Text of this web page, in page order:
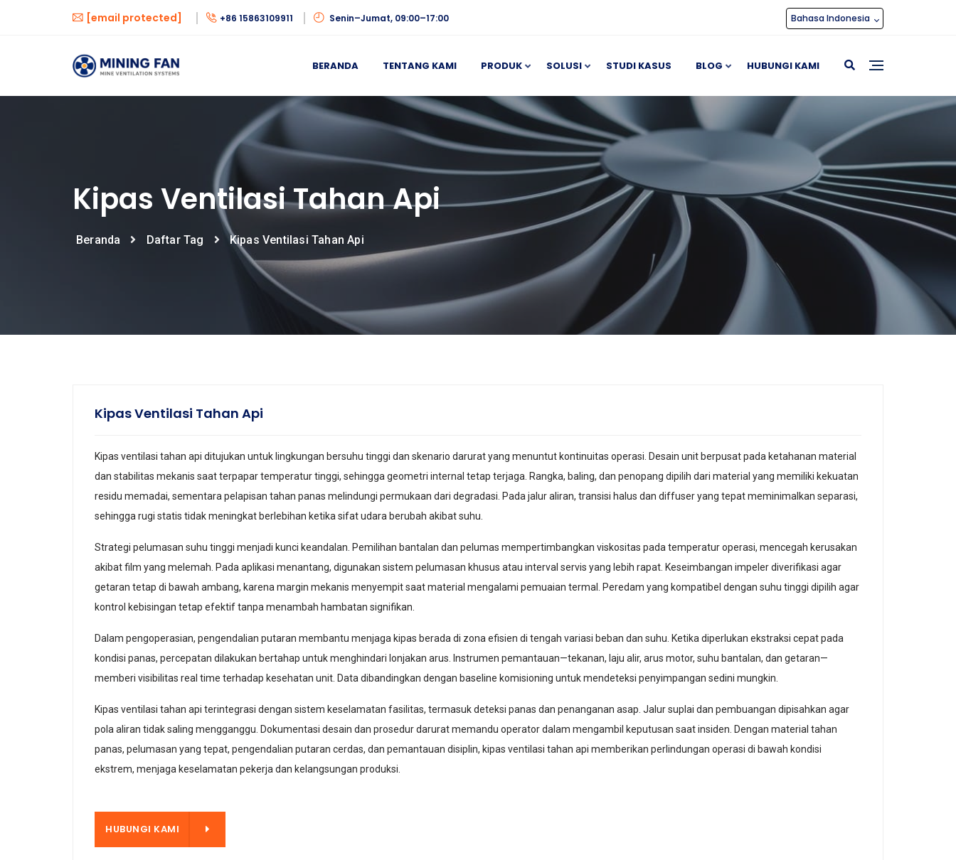
[email protected] +86 15863109911 Senin–Jumat, 09:00–17:00 Bahasa Indonesia
BERANDA TENTANG KAMI PRODUK SOLUSI STUDI KASUS BLOG HUBUNGI KAMI
Kipas Ventilasi Tahan Api
Beranda Daftar Tag Kipas Ventilasi Tahan Api
Kipas Ventilasi Tahan Api
Kipas ventilasi tahan api ditujukan untuk lingkungan bersuhu tinggi dan skenario darurat yang menuntut kontinuitas operasi. Desain unit berpusat pada ketahanan material
dan stabilitas mekanis saat terpapar temperatur tinggi, sehingga geometri internal tetap terjaga. Rangka, baling, dan penopang dipilih dari material yang memiliki kekuatan
residu memadai, sementara pelapisan tahan panas melindungi permukaan dari degradasi. Pada jalur aliran, transisi halus dan diffuser yang tepat meminimalkan separasi,
sehingga rugi statis tidak meningkat berlebihan ketika sifat udara berubah akibat suhu.
Strategi pelumasan suhu tinggi menjadi kunci keandalan. Pemilihan bantalan dan pelumas mempertimbangkan viskositas pada temperatur operasi, mencegah kerusakan
akibat film yang melemah. Pada aplikasi menantang, digunakan sistem pelumasan khusus atau interval servis yang lebih rapat. Keseimbangan impeler diverifikasi agar
getaran tetap di bawah ambang, karena margin mekanis menyempit saat material mengalami pemuaian termal. Peredam yang kompatibel dengan suhu tinggi dipilih agar
kontrol kebisingan tetap efektif tanpa menambah hambatan signifikan.
Dalam pengoperasian, pengendalian putaran membantu menjaga kipas berada di zona efisien di tengah variasi beban dan suhu. Ketika diperlukan ekstraksi cepat pada
kondisi panas, percepatan dilakukan bertahap untuk menghindari lonjakan arus. Instrumen pemantauan—tekanan, laju alir, arus motor, suhu bantalan, dan getaran—
memberi visibilitas real time terhadap kesehatan unit. Data dibandingkan dengan baseline komisioning untuk mendeteksi penyimpangan sedini mungkin.
Kipas ventilasi tahan api terintegrasi dengan sistem keselamatan fasilitas, termasuk deteksi panas dan penanganan asap. Jalur suplai dan pembuangan dipisahkan agar
pola aliran tidak saling mengganggu. Dokumentasi desain dan prosedur darurat memandu operator dalam mengambil keputusan saat insiden. Dengan material tahan
panas, pelumasan yang tepat, pengendalian putaran cerdas, dan pemantauan disiplin, kipas ventilasi tahan api memberikan perlindungan operasi di bawah kondisi
ekstrem, menjaga keselamatan pekerja dan kelangsungan produksi.
HUBUNGI KAMI